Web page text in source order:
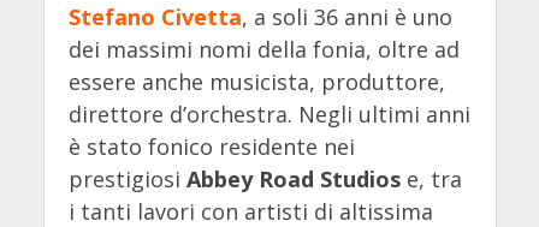
Stefano Civetta, a soli 36 anni è uno
dei massimi nomi della fonia, oltre ad
essere anche musicista, produttore,
direttore d’orchestra. Negli ultimi anni
è stato fonico residente nei
prestigiosi Abbey Road Studiose, tra
i tanti lavori con artisti di altissima